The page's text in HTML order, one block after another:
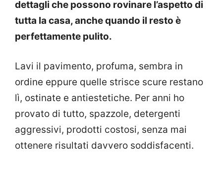
dettagli che possono rovinare l’aspetto di
tutta la casa, anche quando il resto è
perfettamente pulito.
Lavi il pavimento, profuma, sembra in
ordine eppure quelle strisce scure restano
lì, ostinate e antiestetiche. Per anni ho
provato di tutto, spazzole, detergenti
aggressivi, prodotti costosi, senza mai
ottenere risultati davvero soddisfacenti.